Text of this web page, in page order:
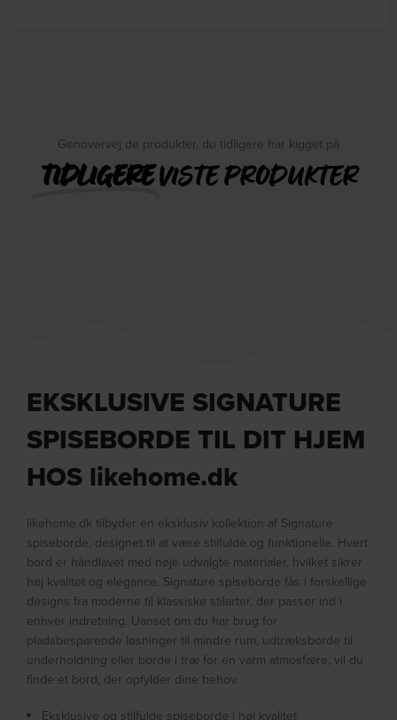
Genovervej de produkter, du tidligere har kigget på
TIDLIGEREVISTE PRODUKTER
EKSKLUSIVE SIGNATURE
SPISEBORDE TIL DIT HJEM
HOS likehome.dk
likehome.dk tilbyder en eksklusiv kollektion af Signature
spiseborde, designet til at være stilfulde og funktionelle. Hvert
bord er håndlavet med nøje udvalgte materialer, hvilket sikrer
høj kvalitet og elegance. Signature spiseborde fås i forskellige
designs fra moderne til klassiske stilarter, der passer ind i
enhver indretning. Uanset om du har brug for
pladsbesparende løsninger til mindre rum, udtræksborde til
underholdning eller borde i træ for en varm atmosfære, vil du
finde et bord, der opfylder dine behov.
Eksklusive og stilfulde spiseborde i høj kvalitet